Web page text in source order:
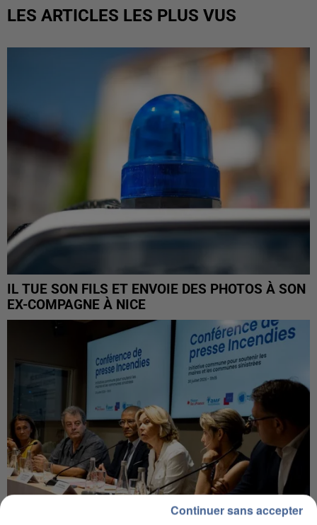
LES ARTICLES LES PLUS VUS
IL TUE SON FILS ET ENVOIE DES PHOTOS À SON
EX-COMPAGNE À NICE
Continuer sans accepter